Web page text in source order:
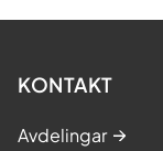
KONTAKT
Avdelingar